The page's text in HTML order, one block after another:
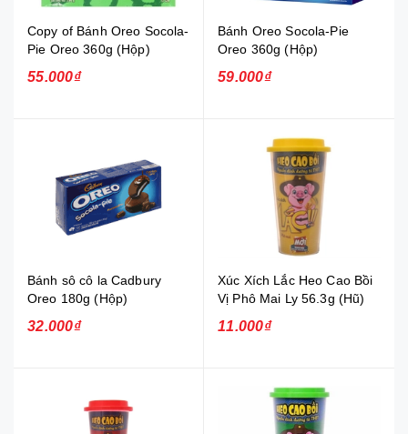
Copy of Bánh Oreo Socola-
Pie Oreo 360g (Hộp)
55.000₫
Bánh Oreo Socola-Pie
Oreo 360g (Hộp)
59.000₫
Bánh sô cô la Cadbury
Oreo 180g (Hộp)
32.000₫
Xúc Xích Lắc Heo Cao Bồi
Vị Phô Mai Ly 56.3g (Hũ)
11.000₫